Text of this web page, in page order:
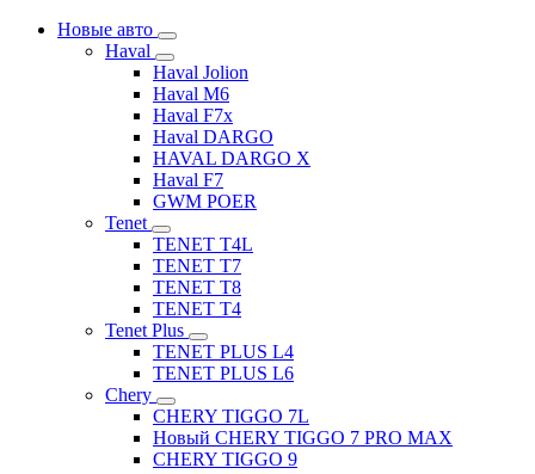
Новые авто
Haval
Haval Jolion
Haval M6
Haval F7x
Haval DARGO
HAVAL DARGO Х
Haval F7
GWM POER
Tenet
TENET T4L
TENET T7
TENET T8
TENET T4
Tenet Plus
TENET PLUS L4
TENET PLUS L6
Chery
CHERY TIGGO 7L
Новый CHERY TIGGO 7 PRO MAX
CHERY TIGGO 9